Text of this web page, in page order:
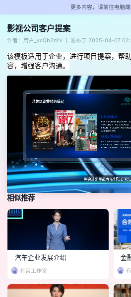
更多内容，请前往电脑
影视公司客户提案
作者：用户_vcQb2nYv 发布于 2025-04-07
该模板适用于企业，进行项目提案，帮
容，增强客户沟通。
相似推荐
汽车企业发展介绍
有言工作室
金